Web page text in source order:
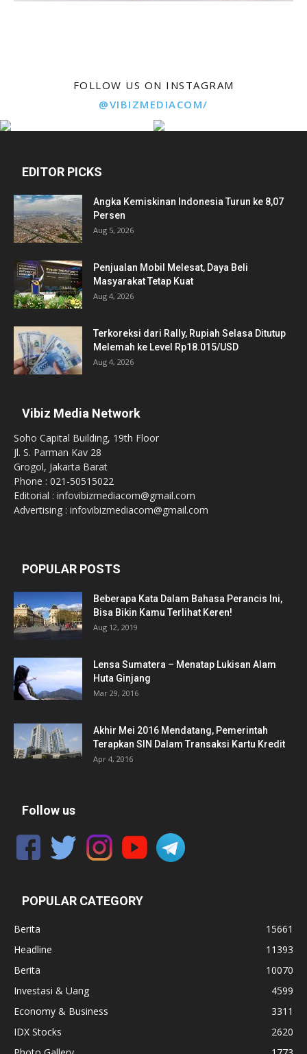
FOLLOW US ON INSTAGRAM
@VIBIZMEDIACOM/
EDITOR PICKS
Angka Kemiskinan Indonesia Turun ke 8,07
Persen
Aug 5, 2026
Penjualan Mobil Melesat, Daya Beli
Masyarakat Tetap Kuat
Aug 4, 2026
Terkoreksi dari Rally, Rupiah Selasa Ditutup
Melemah ke Level Rp18.015/USD
Aug 4, 2026
Vibiz Media Network
Soho Capital Building, 19th Floor
Jl. S. Parman Kav 28
Grogol, Jakarta Barat
Phone : 021-50515022
Editorial : infovibizmediacom@gmail.com
Advertising : infovibizmediacom@gmail.com
POPULAR POSTS
Beberapa Kata Dalam Bahasa Perancis Ini,
Bisa Bikin Kamu Terlihat Keren!
Aug 12, 2019
Lensa Sumatera – Menatap Lukisan Alam
Huta Ginjang
Mar 29, 2016
Akhir Mei 2016 Mendatang, Pemerintah
Terapkan SIN Dalam Transaksi Kartu Kredit
Apr 4, 2016
Follow us
POPULAR CATEGORY
Berita
15661
Headline
11393
Berita
10070
Investasi & Uang
4599
Economy & Business
3311
IDX Stocks
2620